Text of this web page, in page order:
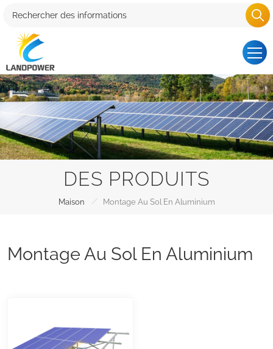
DES PRODUITS
Maison / Montage Au Sol En Aluminium
Montage Au Sol En Aluminium